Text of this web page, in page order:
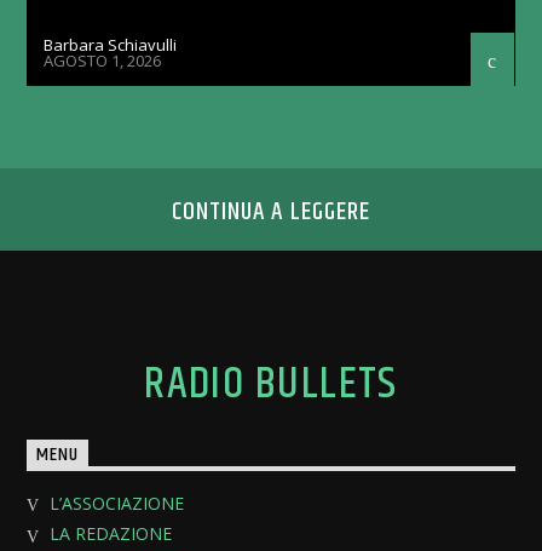
Barbara Schiavulli
AGOSTO 1, 2026
CONTINUA A LEGGERE
RADIO BULLETS
MENU
L’ASSOCIAZIONE
LA REDAZIONE